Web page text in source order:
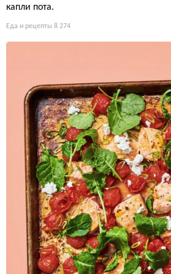
капли пота.
Еда и рецепты 8 274